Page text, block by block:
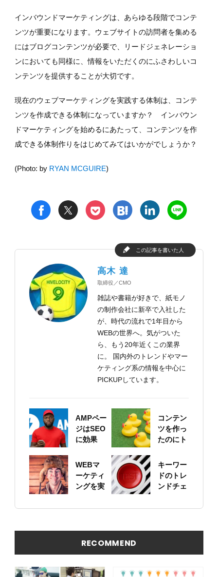
インバウンドマーケティングは、あらゆる段階でコンテ
ンツが重要になります。ウェブサイトの訪問者を集める
にはブログコンテンツが必要で、リードジェネレーショ
ンにおいても同様に、情報をいただくのにふさわしいコ
ンテンツを提供することが大切です。
現在のウェブマーケティングを実践する体制は、コンテ
ンツを作成できる体制になっていますか？ インバウン
ドマーケティングを始めるにあたって、コンテンツを作
成できる体制作りをはじめてみてはいかがでしょうか？
(Photo: by RYAN MCGUIRE)
f t p h l n
この記事を書いた人
高木 達
取締役／CMO
雑誌や書籍が好きで、紙モノ
の制作会社に新卒で入社した
が、時代の流れで1年目から
WEBの世界へ。気がついた
ら、もう20年近くこの業界
に。 国内外のトレンドやマー
ケティング系の情報を中心に
PICKUPしています。
AMPペー
ジはSEO
に効果
すればト
ラフィッ
クは増え
コンテン
ツを作っ
たのにト
クが増え
ない。ち
ゃんとス
WEBマ
ーケティ
ングを実
めにはペ
計からは
じめよう
キーワー
ドのトレ
ンドチェ
Google
で
RECOMMEND